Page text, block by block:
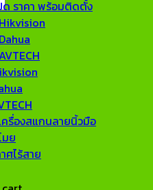
ราคา พร้อมติดตั้ง
ครื่องสแกนลายนิ้วมือ
ย
ศไร้สาย